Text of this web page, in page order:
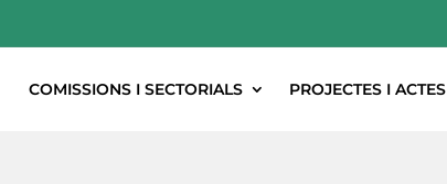
COMISSIONS I SECTORIALS PROJECTES I ACTES